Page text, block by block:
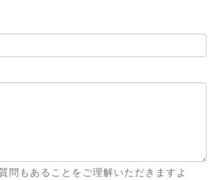
問もあることをご理解いただきますよ